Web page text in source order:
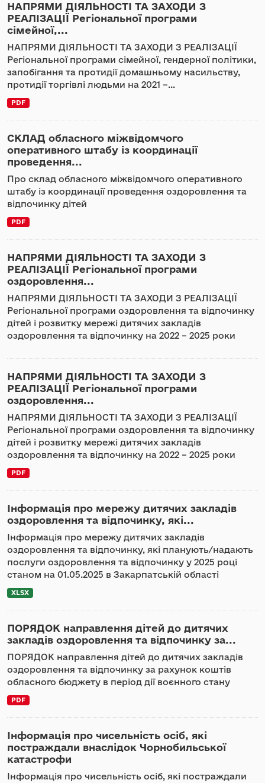
НАПРЯМИ ДІЯЛЬНОСТІ ТА ЗАХОДИ З
РЕАЛІЗАЦІЇ Регіональної програми
сімейної,...
НАПРЯМИ ДІЯЛЬНОСТІ ТА ЗАХОДИ З РЕАЛІЗАЦІЇ
Регіональної програми сімейної, гендерної політики,
запобігання та протидії домашньому насильству,
протидії торгівлі людьми на 2021 –...
PDF
СКЛАД обласного міжвідомчого
оперативного штабу із координації
проведення...
Про склад обласного міжвідомчого оперативного
штабу із координації проведення оздоровлення та
відпочинку дітей
PDF
НАПРЯМИ ДІЯЛЬНОСТІ ТА ЗАХОДИ З
РЕАЛІЗАЦІЇ Регіональної програми
оздоровлення...
НАПРЯМИ ДІЯЛЬНОСТІ ТА ЗАХОДИ З РЕАЛІЗАЦІЇ
Регіональної програми оздоровлення та відпочинку
дітей і розвитку мережі дитячих закладів
оздоровлення та відпочинку на 2022 – 2025 роки
НАПРЯМИ ДІЯЛЬНОСТІ ТА ЗАХОДИ З
РЕАЛІЗАЦІЇ Регіональної програми
оздоровлення...
НАПРЯМИ ДІЯЛЬНОСТІ ТА ЗАХОДИ З РЕАЛІЗАЦІЇ
Регіональної програми оздоровлення та відпочинку
дітей і розвитку мережі дитячих закладів
оздоровлення та відпочинку на 2022 – 2025 роки
PDF
Інформація про мережу дитячих закладів
оздоровлення та відпочинку, які...
Інформація про мережу дитячих закладів
оздоровлення та відпочинку, які планують/надають
послуги оздоровлення та відпочинку у 2025 році
станом на 01.05.2025 в Закарпатській області
XLSX
ПОРЯДОК направлення дітей до дитячих
закладів оздоровлення та відпочинку за...
ПОРЯДОК направлення дітей до дитячих закладів
оздоровлення та відпочинку за рахунок коштів
обласного бюджету в період дії воєнного стану
PDF
Інформація про чисельність осіб, які
постраждали внаслідок Чорнобильської
катастрофи
Інформація про чисельність осіб, які постраждали